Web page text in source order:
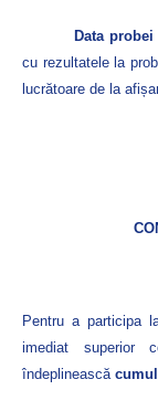
Data
cu rezultatele la
lucrătoare de la
Pentru a participa
imediat superior
îndeplinească